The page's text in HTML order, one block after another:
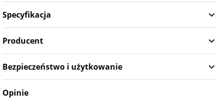
Specyfikacja
Producent
Bezpieczeństwo i użytkowanie
Opinie